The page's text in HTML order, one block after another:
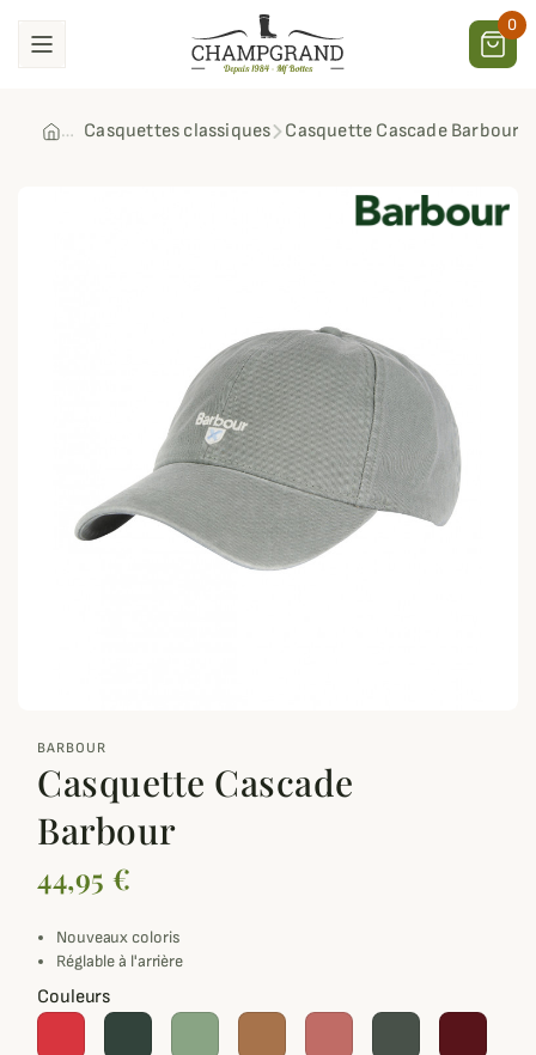
0
Casquettes classiques Casquette Cascade Barbour
BARBOUR
Casquette Cascade
Barbour
44,95 €
Nouveaux coloris
Réglable à l'arrière
Couleurs